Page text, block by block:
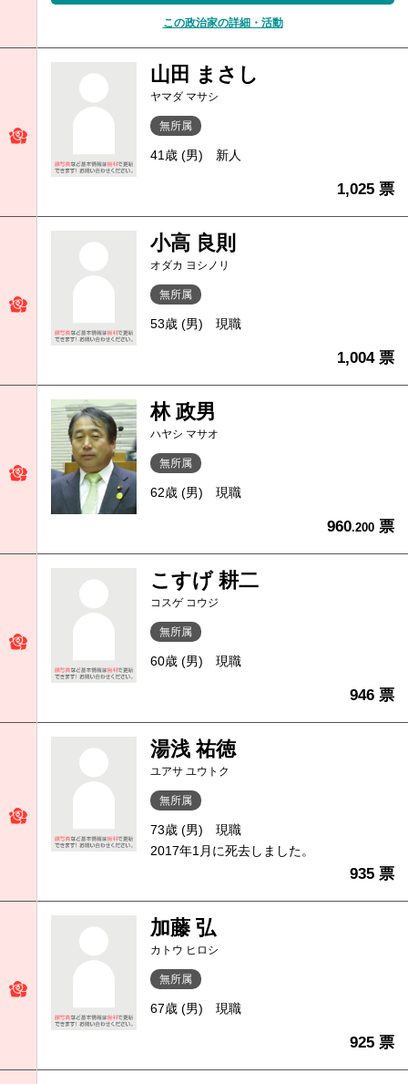
この政治家の詳細・活動
山田 まさし
ヤマダ マサシ
無所属
41歳 (男) 新人
1,025 票
小高 良則
オダカ ヨシノリ
無所属
53歳 (男) 現職
1,004 票
林 政男
ハヤシ マサオ
無所属
62歳 (男) 現職
960.200 票
こすげ 耕二
コスゲ コウジ
無所属
60歳 (男) 現職
946 票
湯浅 祐徳
ユアサ ユウトク
無所属
73歳 (男)
現職
2017年1月に死去しました。
935 票
加藤 弘
カトウ ヒロシ
無所属
67歳 (男) 現職
925 票